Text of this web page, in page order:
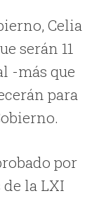
Celia
serán 11
-más que
para
por
la LXI